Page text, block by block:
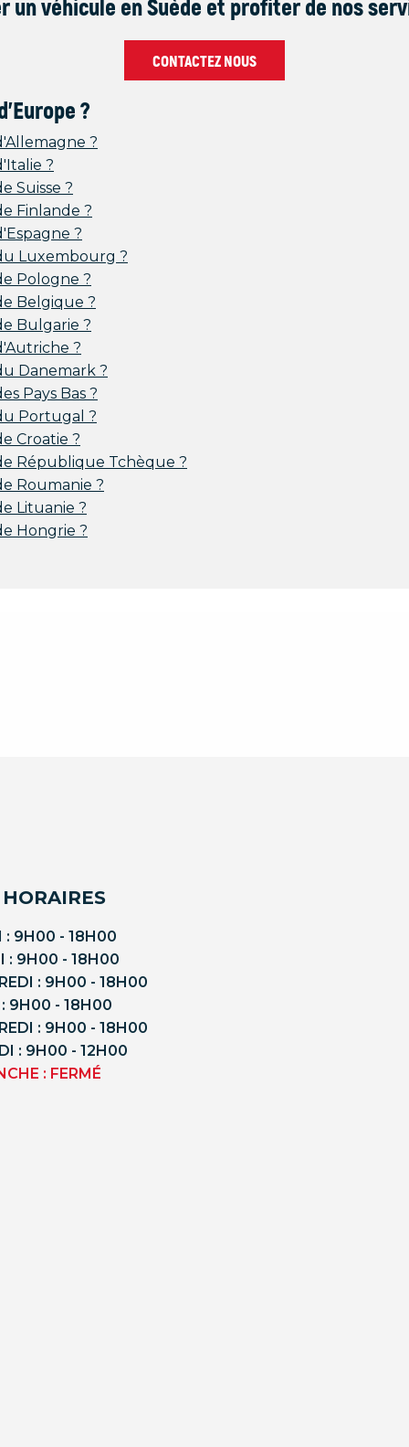
un véhicule en Suède et profiter de nos
CONTACTEZ NOUS
?
?
?
Suisse ?
Finlande ?
?
Luxembourg ?
Pologne ?
Belgique ?
Bulgarie ?
?
Danemark ?
Pays Bas ?
Portugal ?
Croatie ?
République Tchèque ?
Roumanie ?
Lituanie ?
Hongrie ?
: 9H00 - 18H00
: 9H00 - 18H00
: 9H00 - 18H00
: 9H00 - 18H00
: 9H00 - 18H00
: 9H00 - 12H00
: FERMÉ